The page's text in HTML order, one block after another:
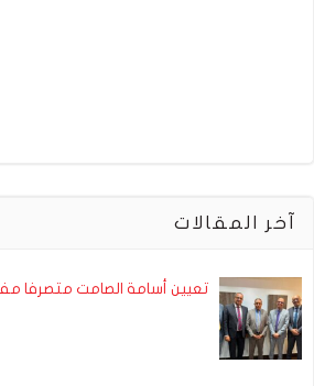
آخر المقالات
تعيين أسامة الصامت متصرفا